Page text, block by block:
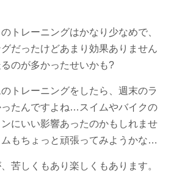
トレーニングはかなり少なめで、
だったけどあまり効果ありません
のが多かったせいかも?
トレーニングをしたら、週末のラ
たんですよね…スイムやバイクの
にいい影響あったのかもしれませ
もちょっと頑張ってみようかな…
苦しくもあり楽しくもあります。